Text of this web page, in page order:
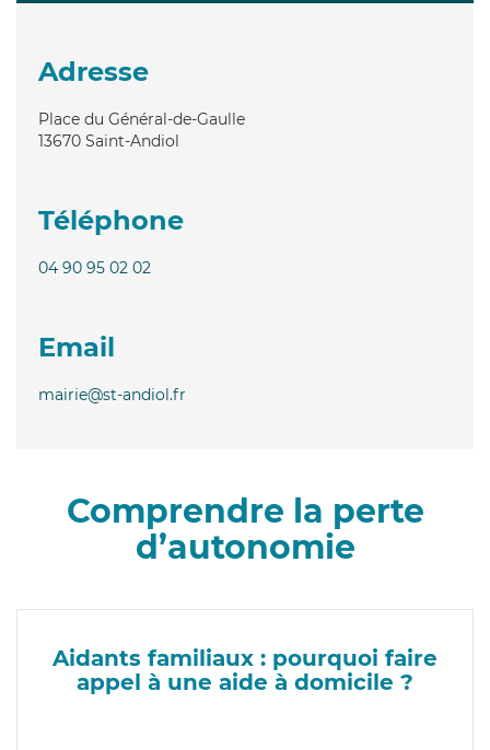
Adresse
Place du Général-de-Gaulle
13670 Saint-Andiol
Téléphone
04 90 95 02 02
Email
mairie@st-andiol.fr
Comprendre la perte
d’autonomie
Aidants familiaux : pourquoi faire
appel à une aide à domicile ?